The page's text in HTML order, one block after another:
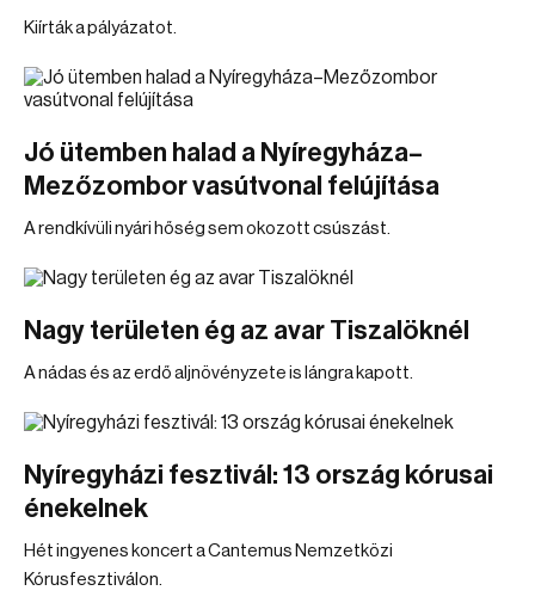
Kiírták a pályázatot.
Jó ütemben halad a Nyíregyháza–
Mezőzombor vasútvonal felújítása
A rendkívüli nyári hőség sem okozott csúszást.
Nagy területen ég az avar Tiszalöknél
A nádas és az erdő aljnövényzete is lángra kapott.
Nyíregyházi fesztivál: 13 ország kórusai
énekelnek
Hét ingyenes koncert a Cantemus Nemzetközi
Kórusfesztiválon.